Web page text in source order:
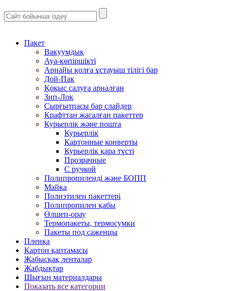
Пакет
Вакуумдық
Ауа-көпіршікті
Арнайы қолға ұстауыш тілігі бар
Дой-Пак
Қоқыс салуға арналған
Зип-Лок
Сырғытпасы бар слайдер
Крафттан жасалған пакеттер
Курьерлік және пошта
Курьерлік
Картонные конверты
Курьерлік қара түсті
Прозрачные
С ручкой
Полипропиленді және БОПП
Майка
Полиэтилен пакеттері
Полипропилен қабы
Өлшеп-орау
Термопакеты, термосумки
Пакеты под саженцы
Пленка
Картон қаптамасы
Жабысқақ ленталар
Жабдықтар
Шығын материалдары
Показать все категории